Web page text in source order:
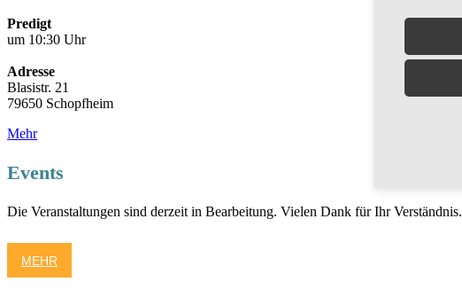
Predigt
um 10:30 Uhr
Adresse
Blasistr. 21
79650 Schopfheim
Mehr
Events
Die Veranstaltungen sind derzeit in Bearbeitung. Vielen Dank für Ihr Verständnis.
MEHR